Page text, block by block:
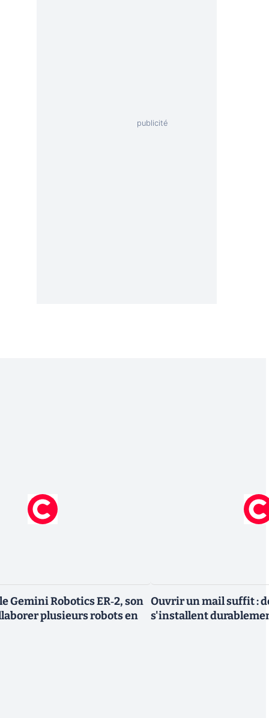
Gemini Robotics ER‑2, son
plusieurs robots en
Ouvrir un mail suffit :
s'installent